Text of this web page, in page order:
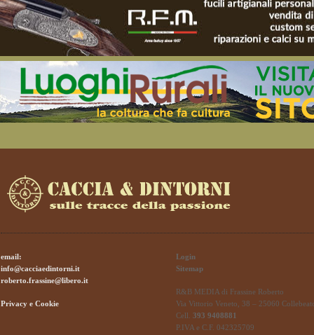
email:
info@cacciaedintorni.it
roberto.frassine@libero.it
Privacy e Cookie
Login
Sitemap
R&B MEDIA di Frassine Roberto
Via Vittorio Veneto, 38 – 25060
Cell. 393 9408881
P.IVA e C.F. 042325709